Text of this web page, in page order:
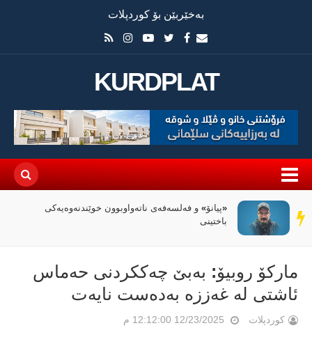
بەخێربێن بۆ کوردپلات
KURDPLAT
سەر
دێڕ
«پیانۆ» و فەلسەفەی ناتەواوبوون خوێندنەوەیەکی
باختینی
مارکۆ روبیۆ: بەبێ چەککردنی حەماس
ئاشتی لە غەززە بەدەست نایەت
کوردپلات 12/23/2025 12:12:00 م